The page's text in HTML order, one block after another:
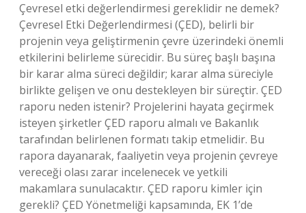
Çevresel etki değerlendirmesi gereklidir ne demek?
Çevresel Etki Değerlendirmesi (ÇED), belirli bir
projenin veya geliştirmenin çevre üzerindeki önemli
etkilerini belirleme sürecidir. Bu süreç başlı başına
bir karar alma süreci değildir; karar alma süreciyle
birlikte gelişen ve onu destekleyen bir süreçtir. ÇED
raporu neden istenir? Projelerini hayata geçirmek
isteyen şirketler ÇED raporu almalı ve Bakanlık
tarafından belirlenen formatı takip etmelidir. Bu
rapora dayanarak, faaliyetin veya projenin çevreye
vereceği olası zarar incelenecek ve yetkili
makamlara sunulacaktır. ÇED raporu kimler için
gerekli? ÇED Yönetmeliği kapsamında, EK 1’de